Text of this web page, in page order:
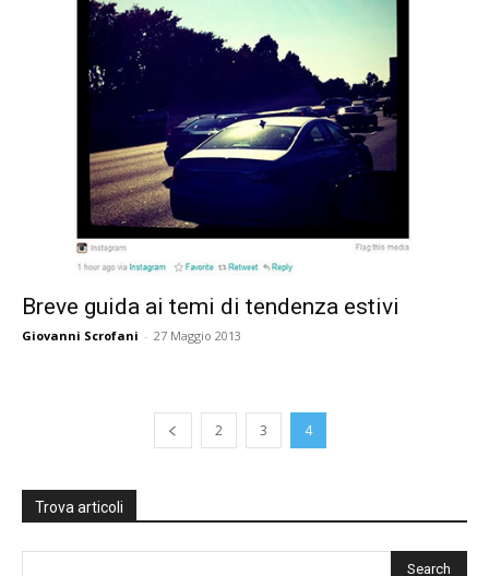
Breve guida ai temi di tendenza estivi
Giovanni Scrofani - 27 Maggio 2013
2 3 4
Trova articoli